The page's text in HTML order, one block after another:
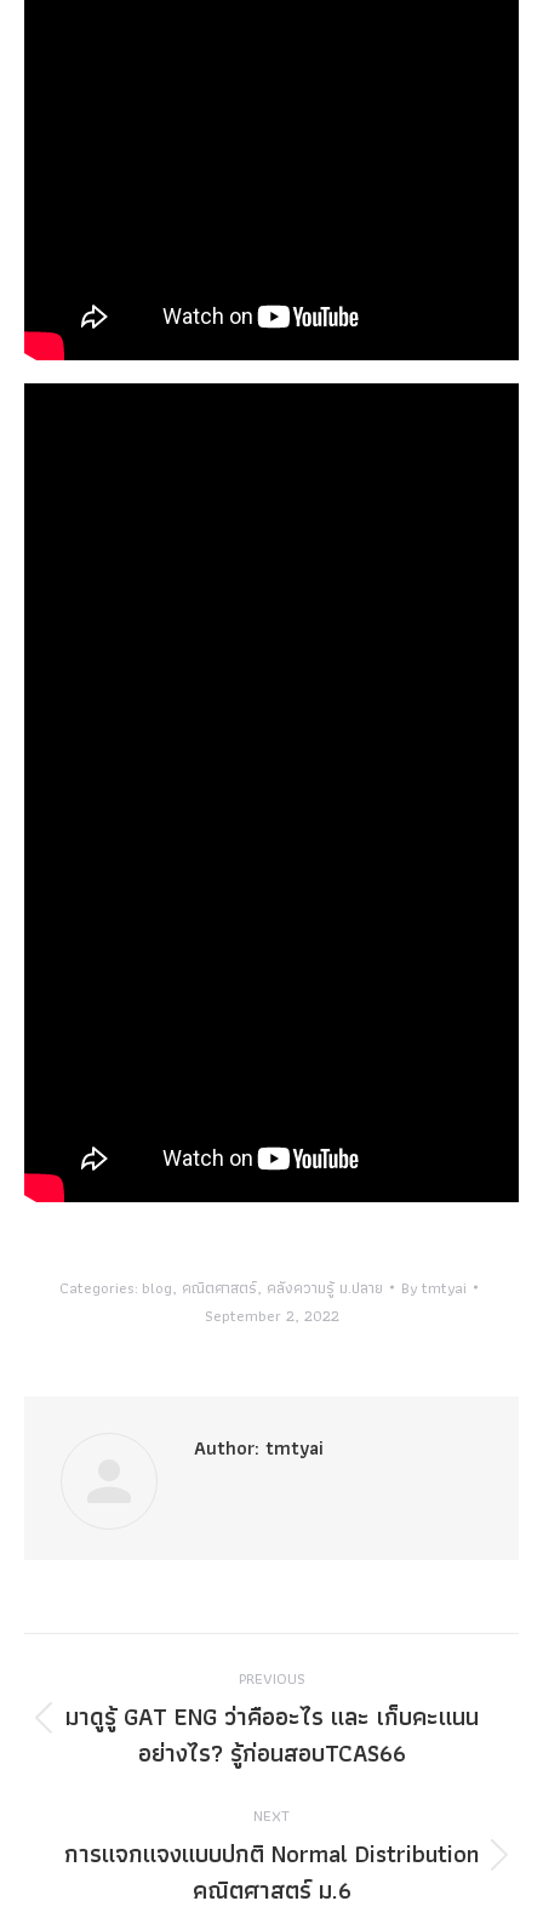
Categories: blog, คณิตศาสตร์, คลังความรู้ ม.ปลาย Bytmtyai
September 2, 2022
Author: tmtyai
navigation
PREVIOUS
Previous
post:
มาดูรู้ GAT ENG ว่าคืออะไร และ เก็บคะแนน
อย่างไร? รู้ก่อนสอบTCAS66
NEXT
Next
post:
การแจกแจงแบบปกติ Normal Distribution
คณิตศาสตร์ ม.6